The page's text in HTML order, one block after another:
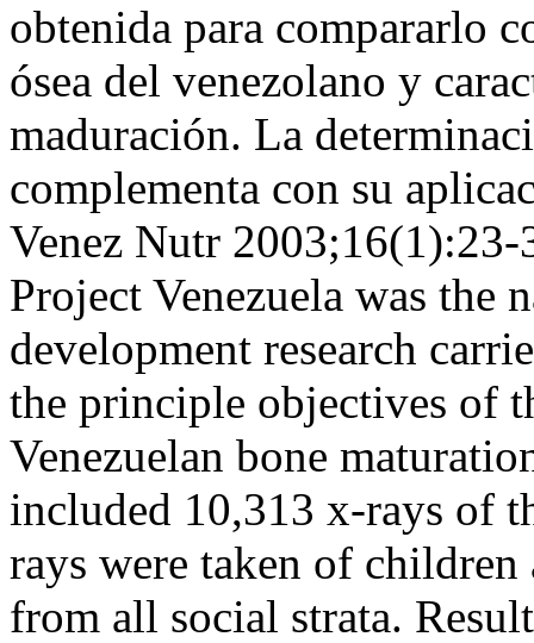
obtenida para compararlo
ósea del venezolano y
maduración. La
complementa con su
Venez Nutr
Project Venezuela was the
development research
the principle objectives of
Venezuelan bone
included 10,313 x-rays of
rays were taken of children
from all social strata.